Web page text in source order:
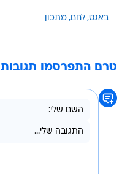
באגט לחם מתכון
טרם התפרסמו תגובות